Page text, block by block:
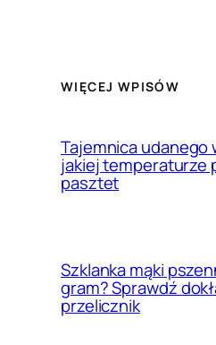
WIĘCEJ WPISÓW
Tajemnica udanego
jakiej temperaturze
pasztet
Szklanka mąki
gram? Sprawdź
przelicznik